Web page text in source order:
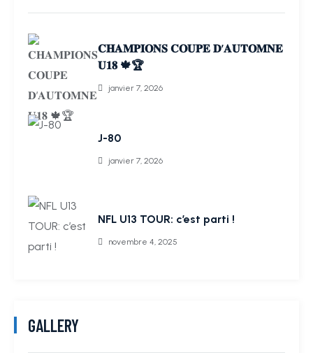
𝐂𝐇𝐀𝐌𝐏𝐈𝐎𝐍𝐒 𝐂𝐎𝐔𝐏𝐄 𝐃’𝐀𝐔𝐓𝐎𝐌𝐍𝐄
𝐔𝟏𝟖 🍁🏆
janvier 7, 2026
J-80
janvier 7, 2026
NFL U13 TOUR: c’est parti !
novembre 4, 2025
GALLERY